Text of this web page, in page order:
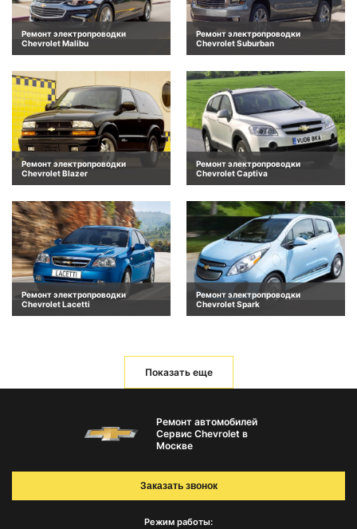
Ремонт электропроводки
Chevrolet Malibu
Ремонт электропроводки
Chevrolet Suburban
Ремонт электропроводки
Chevrolet Blazer
Ремонт электропроводки
Chevrolet Captiva
Ремонт электропроводки
Chevrolet Lacetti
Ремонт электропроводки
Chevrolet Spark
Показать еще
Ремонт автомобилей
Сервис Chevrolet в
Москве
Режим работы:
Заказать звонок